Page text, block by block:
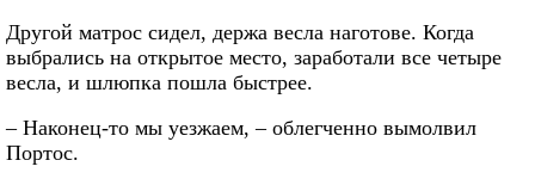
Другой матрос сидел, держа весла наготове. Когда
выбрались на открытое место, заработали все четыре
весла, и шлюпка пошла быстрее.
– Наконец-то мы уезжаем, – облегченно вымолвил
Портос.